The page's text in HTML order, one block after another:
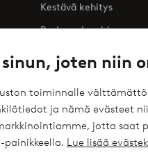
sinun, joten niin
toiminnalle
ja nämä evästeet
jotta saat
painikkeella. Lue lisää
Kestävä kehitys
Business inquiries
Saavutettavuusseloste
nyt tai erissä
? elpy